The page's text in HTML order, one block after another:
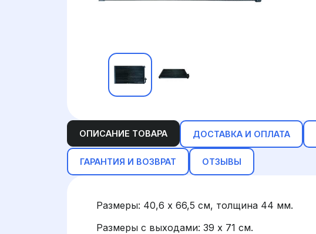
ОПИСАНИЕ ТОВАРА ДОСТАВКА И ОПЛАТА
ГАРАНТИЯ И ВОЗВРАТ ОТЗЫВЫ
Размеры: 40,6 х 66,5 см, толщина 44 мм.
Размеры с выходами: 39 х 71 см.